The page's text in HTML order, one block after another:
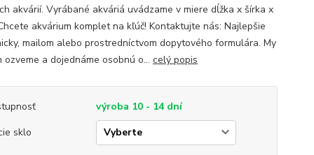
akvárií. Vyrábané akváriá uvádzame v miere dĺžka x šírka x
akvárium komplet na kľúč! Kontaktujte nás: Najlepšie
mailom alebo prostredníctvom dopytového formulára. My
ozveme a dojednáme osobnú o... celý popis
výroba 10 - 14 dní
sklo